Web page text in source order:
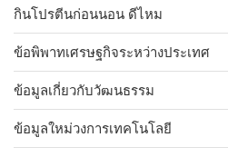
กินโปรตีนก่อนนอน ดีไหม
ข้อพิพาทเศรษฐกิจระหว่างประเทศ
ข้อมูลเกี่ยวกับวัฒนธรรม
ข้อมูลใหม่วงการเทคโนโลยี